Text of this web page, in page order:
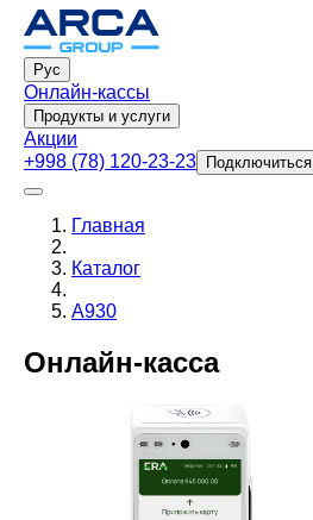
Рус
Онлайн-кассы
Продукты и услуги
Акции
+998 (78) 120-23-23
Подключиться
Главная
Каталог
A930
Онлайн‑касса